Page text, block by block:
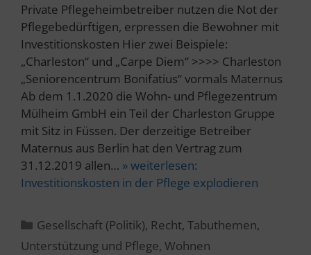
Private Pflegeheimbetreiber nutzen die Not der
Pflegebedürftigen, erpressen die Bewohner mit
Investitionskosten Hier zwei Beispiele:
„Charleston“ und „Carpe Diem“ >>>> Charleston
„Seniorencentrum Bonifatius“ vormals Maternus
Ab dem 1.1.2020 die Wohn- und Pflegezentrum
Mülheim GmbH ein Teil der Charleston Gruppe
mit Sitz in Füssen. Der derzeitige Betreiber
Maternus aus Berlin hat den Vertrag zum
31.12.2019 allen… » weiterlesen:
Investitionskosten in der Pflege explodieren
Kategorien
Gesellschaft (Politik), Recht,Tabuthemen,
Unterstützung und Pflege, Wohnen